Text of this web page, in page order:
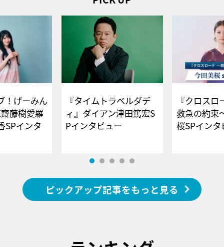
！げーみん
藤樹愛羅
SPインタ
『タイムトラベルダデ
ィ』ダイアン津田篤宏S
Pインタビュー
『クロス
救急の約束
桜SPイ
ピックアップ記事をもっと見る